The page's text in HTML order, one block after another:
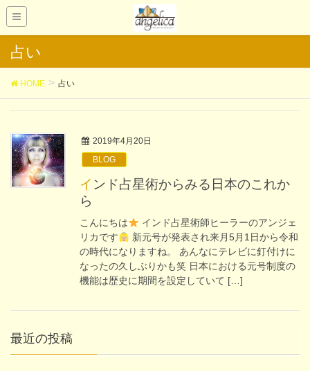
占い
HOME 占い
2019年4月20日
BLOG
インド占星術からみる日本のこれか
ら
こんにちは
インド占星術師ヒーラーのアンジェ
リカです
新元号が発表され来月5月1日から令和
の時代になりますね。 あんなにテレビに釘付けに
なったの久しぶりかも笑 日本における元号制度の
機能は歴史に期間を設定していて […]
最近の投稿